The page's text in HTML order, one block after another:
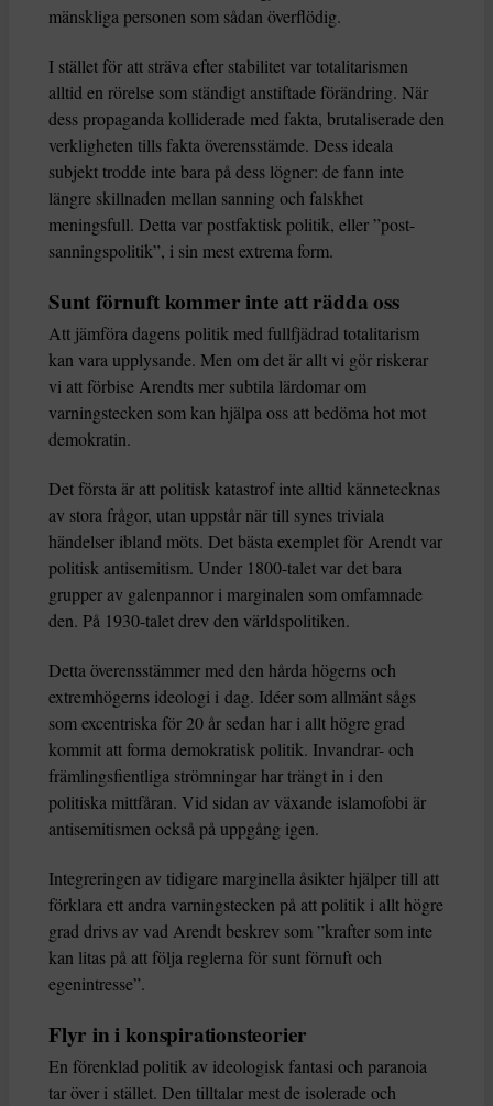
mänskliga personen som sådan överflödig.
I stället för att sträva efter stabilitet var totalitarismen
alltid en rörelse som ständigt anstiftade förändring. När
dess propaganda kolliderade med fakta, brutaliserade den
verkligheten tills fakta överensstämde. Dess ideala
subjekt trodde inte bara på dess lögner: de fann inte
längre skillnaden mellan sanning och falskhet
meningsfull. Detta var postfaktisk politik, eller ”post-
sanningspolitik”, i sin mest extrema form.
Sunt förnuft kommer inte att rädda oss
Att jämföra dagens politik med fullfjädrad totalitarism
kan vara upplysande. Men om det är allt vi gör riskerar
vi att förbise Arendts mer subtila lärdomar om
varningstecken som kan hjälpa oss att bedöma hot mot
demokratin.
Det första är att politisk katastrof inte alltid kännetecknas
av stora frågor, utan uppstår när till synes triviala
händelser ibland möts. Det bästa exemplet för Arendt var
politisk antisemitism. Under 1800-talet var det bara
grupper av galenpannor i marginalen som omfamnade
den. På 1930-talet drev den världspolitiken.
Detta överensstämmer med den hårda högerns och
extremhögerns ideologi i dag. Idéer som allmänt sågs
som excentriska för 20 år sedan har i allt högre grad
kommit att forma demokratisk politik. Invandrar- och
främlingsfientliga strömningar har trängt in i den
politiska mittfåran. Vid sidan av växande islamofobi är
antisemitismen också på uppgång igen.
Integreringen av tidigare marginella åsikter hjälper till att
förklara ett andra varningstecken på att politik i allt högre
grad drivs av vad Arendt beskrev som ”krafter som inte
kan litas på att följa reglerna för sunt förnuft och
egenintresse”.
Flyr in i konspirationsteorier
En förenklad politik av ideologisk fantasi och paranoia
tar över i stället. Den tilltalar mest de isolerade och